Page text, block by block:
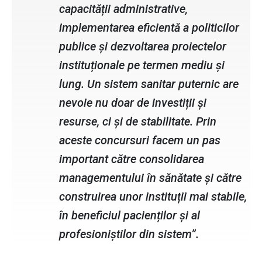
capacității administrative,
implementarea eficientă a politicilor
publice și dezvoltarea proiectelor
instituționale pe termen mediu și
lung. Un sistem sanitar puternic are
nevoie nu doar de investiții și
resurse, ci și de stabilitate. Prin
aceste concursuri facem un pas
important către consolidarea
managementului în sănătate și către
construirea unor instituții mai stabile,
în beneficiul pacienților și al
profesioniștilor din sistem”.